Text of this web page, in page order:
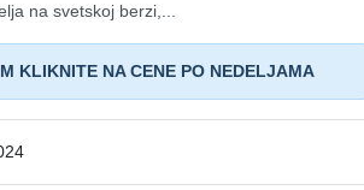
na svetskoj berzi,...
KLIKNITE NA CENE PO NEDELJAMA